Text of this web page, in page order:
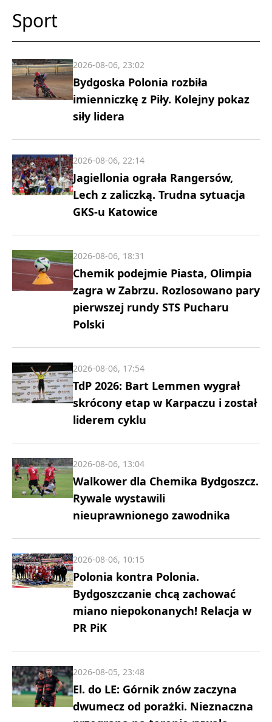
Sport
Bydgoska Polonia rozbiła
imienniczkę z Piły. Kolejny pokaz
siły lidera
2026-08-06, 23:02
Jagiellonia ograła Rangersów,
Lech z zaliczką. Trudna sytuacja
GKS-u Katowice
2026-08-06, 22:14
Chemik podejmie Piasta, Olimpia
zagra w Zabrzu. Rozlosowano pary
pierwszej rundy STS Pucharu
Polski
2026-08-06, 18:31
TdP 2026: Bart Lemmen wygrał
skrócony etap w Karpaczu i został
liderem cyklu
2026-08-06, 17:54
Walkower dla Chemika Bydgoszcz.
Rywale wystawili
nieuprawnionego zawodnika
2026-08-06, 13:04
Polonia kontra Polonia.
Bydgoszczanie chcą zachować
miano niepokonanych! Relacja w
PR PiK
2026-08-06, 10:15
El. do LE: Górnik znów zaczyna
dwumecz od porażki. Nieznaczna
2026-08-05, 23:48